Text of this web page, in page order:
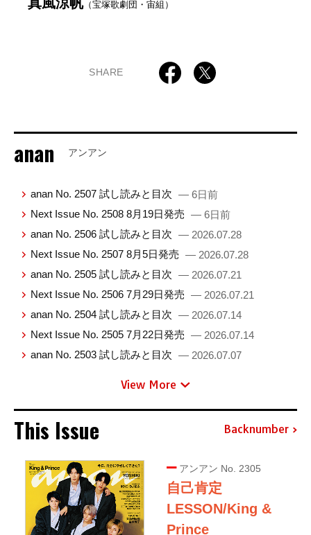
（宝塚歌劇団・宙組）
SHARE
anan アンアン
anan No. 2507 試し読みと目次 — 6日前
Next Issue No. 2508 8月19日発売 — 6日前
anan No. 2506 試し読みと目次 — 2026.07.28
Next Issue No. 2507 8月5日発売 — 2026.07.28
anan No. 2505 試し読みと目次 — 2026.07.21
Next Issue No. 2506 7月29日発売 — 2026.07.21
anan No. 2504 試し読みと目次 — 2026.07.14
Next Issue No. 2505 7月22日発売 — 2026.07.14
anan No. 2503 試し読みと目次 — 2026.07.07
View More
This Issue Backnumber
アンアン No. 2305
自己肯定
LESSON/King &
Prince